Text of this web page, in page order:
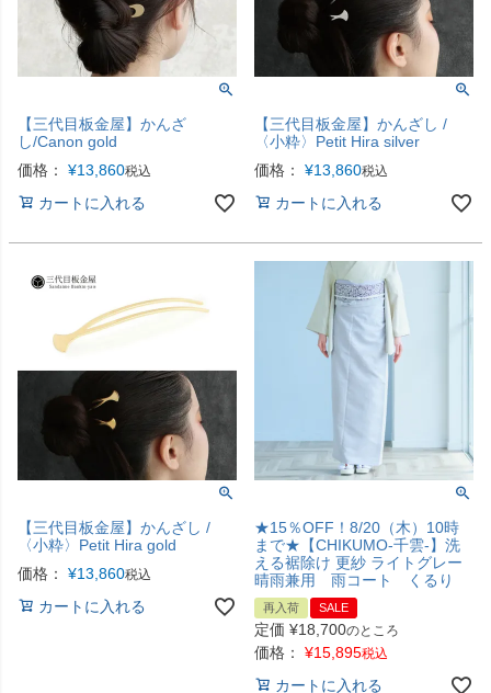
【三代目板金屋】かんざ
し/Canon gold
価格：
¥13,860税込
カートに入れる
【三代目板金屋】かんざし /
〈小粋〉Petit Hira silver
価格：
¥13,860税込
カートに入れる
【三代目板金屋】かんざし /
〈小粋〉Petit Hira gold
価格：
¥13,860税込
カートに入れる
★15％OFF！8/20（木）10時
まで★【CHIKUMO-千雲-】洗
える裾除け 更紗 ライトグレー
晴雨兼用 雨コート くるり
再入荷 SALE
定価 ¥18,700のところ
価格： ¥15,895税込
カートに入れる